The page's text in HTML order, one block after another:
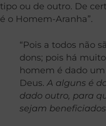
tipo ou de outro. De
é o Homem-Aranha”.
“Pois a todos não
dons; pois há
homem é dado
Deus. A alguns é
dado outro, para
sejam beneficiados